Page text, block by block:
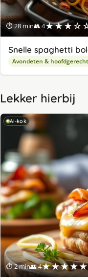
⏱ 28 min👥 4
Snelle spaghetti
Avondeten &
Lekker hierbij
AI-kok
⏱ 2 min👥 4★★★★★